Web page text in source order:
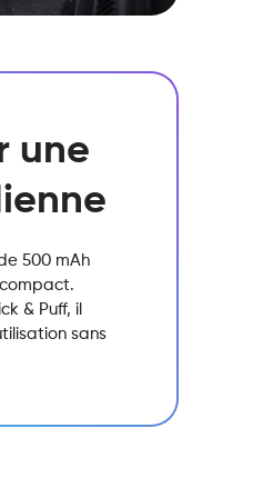
une
500 mAh
& Puff, il
sans